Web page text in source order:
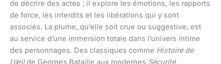
de décrire des actes ; il explore les émotions, les rapports
de force, les interdits et les libérations qui y sont
associés. La plume, qu’elle soit crue ou suggestive, est
au service d’une immersion totale dans l’univers intime
des personnages. Des classiques comme Histoire de
l’œilde Georges Bataille aux modernes Sécurité